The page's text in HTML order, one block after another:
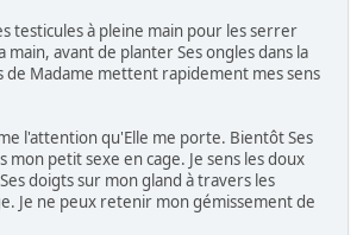
testicules à pleine main pour les serrer
main, avant de planter Ses ongles dans la
de Madame mettent rapidement mes sens
l'attention qu'Elle me porte. Bientôt Ses
mon petit sexe en cage. Je sens les doux
doigts sur mon gland à travers les
Je ne peux retenir mon gémissement de